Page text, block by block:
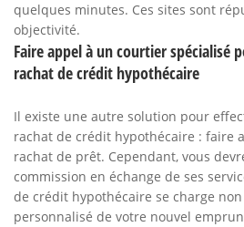
quelques minutes. Ces sites sont
objectivité.
Faire appel à un courtier spécialisé
rachat de crédit hypothécaire
Il existe une autre solution pour
rachat de crédit hypothécaire : faire
rachat de prêt. Cependant, vous
commission en échange de ses
de crédit hypothécaire se charge
personnalisé de votre nouvel